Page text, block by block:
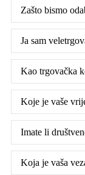
Zašto bismo
Ja sam
Kao trgovačka
Koje je vaše
Imate li
Koja je vaša